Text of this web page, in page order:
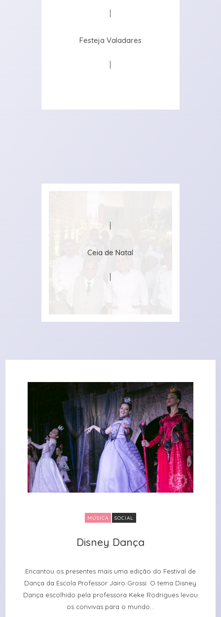
Festeja Valadares
Ceia de Natal
MÚSICA SOCIAL
Disney Dança
Disney Dança
Encantou os presentes mais uma edição do Festival de
Dança da Escola Professor Jairo Grossi. O tema Disney
Dança escolhido pela professora Keke Rodrigues levou
os convivas para o mundo...